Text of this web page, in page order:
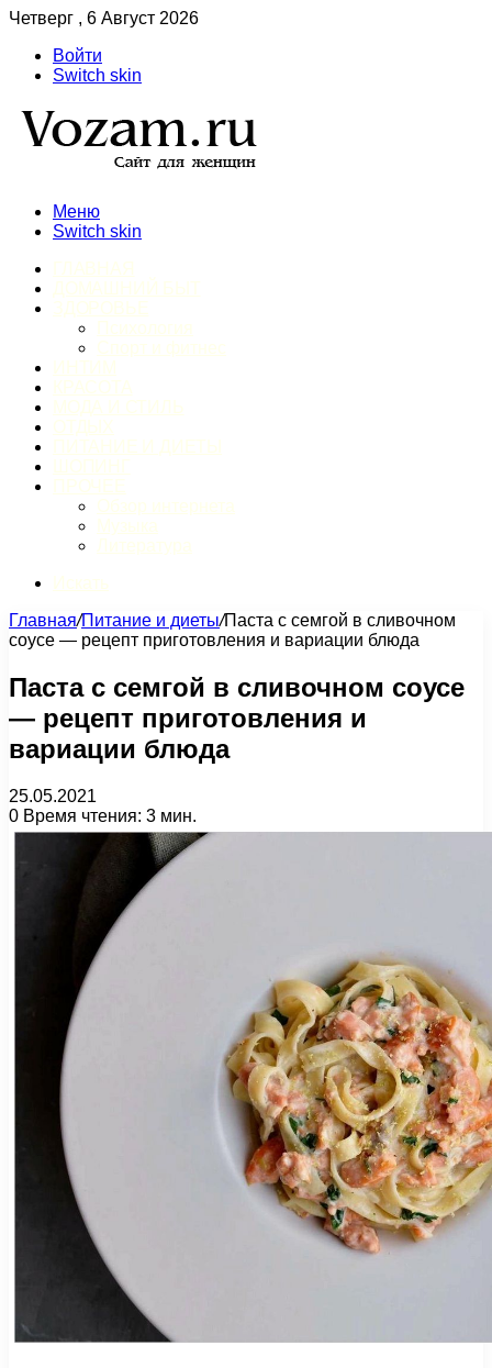
Четверг , 6 Август 2026
Войти
Switch skin
Меню
Switch skin
Главная/Питание и диеты/Паста с семгой в сливочном
соусе — рецепт приготовления и вариации блюда
Паста с семгой в сливочном соусе
— рецепт приготовления и
вариации блюда
25.05.2021
0 Время чтения: 3 мин.